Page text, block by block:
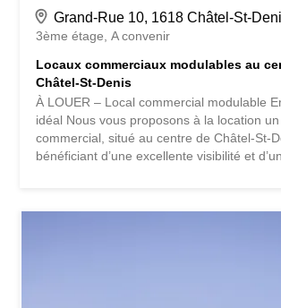
Grand-Rue 10, 1618 Châtel-St-
3ème étage A convenir
Locaux commerciaux modulables au
Châtel-St-Denis
À LOUER – Local commercial modulable
idéal Nous vous proposons à la location
commercial, situé au centre de Châtel-St-
bénéficiant d’une excellente visibilité et
Disposition : Open space modulable selon
Les locaux ont été aménagés pour